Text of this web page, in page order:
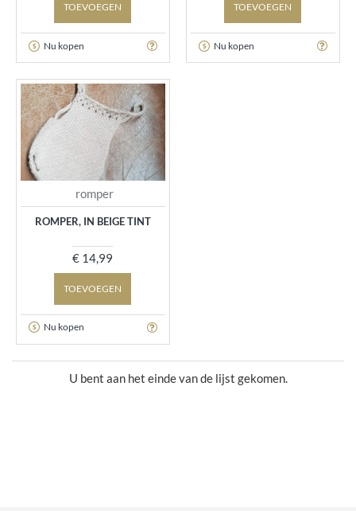
TOEVOEGEN
Nu kopen
TOEVOEGEN
Nu kopen
romper
ROMPER, IN BEIGE TINT
€ 14,99
TOEVOEGEN
Nu kopen
U bent aan het einde van de lijst gekomen.